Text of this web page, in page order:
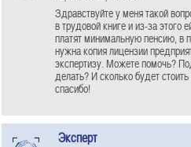
Здравствуйте у меня такой
в трудовой книге и из-за этого
платят минимальную пенсию, в
нужна копия лицензии
экспертизу. Можете помочь?
делать? И сколько будет
спасибо!
Эксперт